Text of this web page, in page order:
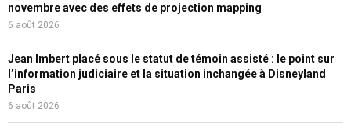
novembre avec des effets de projection mapping
6 août 2026
Jean Imbert placé sous le statut de témoin assisté : le point sur
l’information judiciaire et la situation inchangée à Disneyland
Paris
6 août 2026